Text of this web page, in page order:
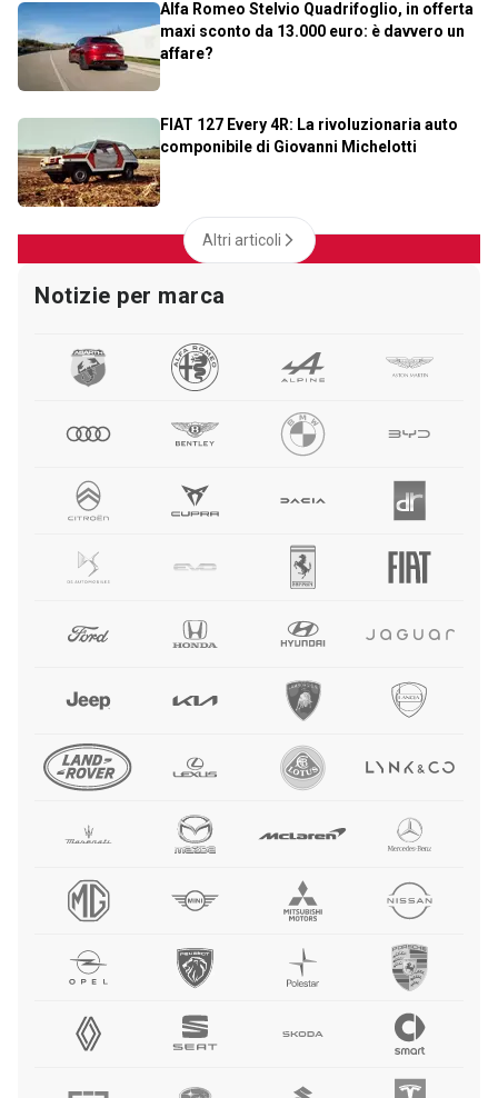
Alfa Romeo Stelvio Quadrifoglio, in offerta
maxi sconto da 13.000 euro: è davvero un
affare?
FIAT 127 Every 4R: La rivoluzionaria auto
componibile di Giovanni Michelotti
Altri articoli
Notizie per marca